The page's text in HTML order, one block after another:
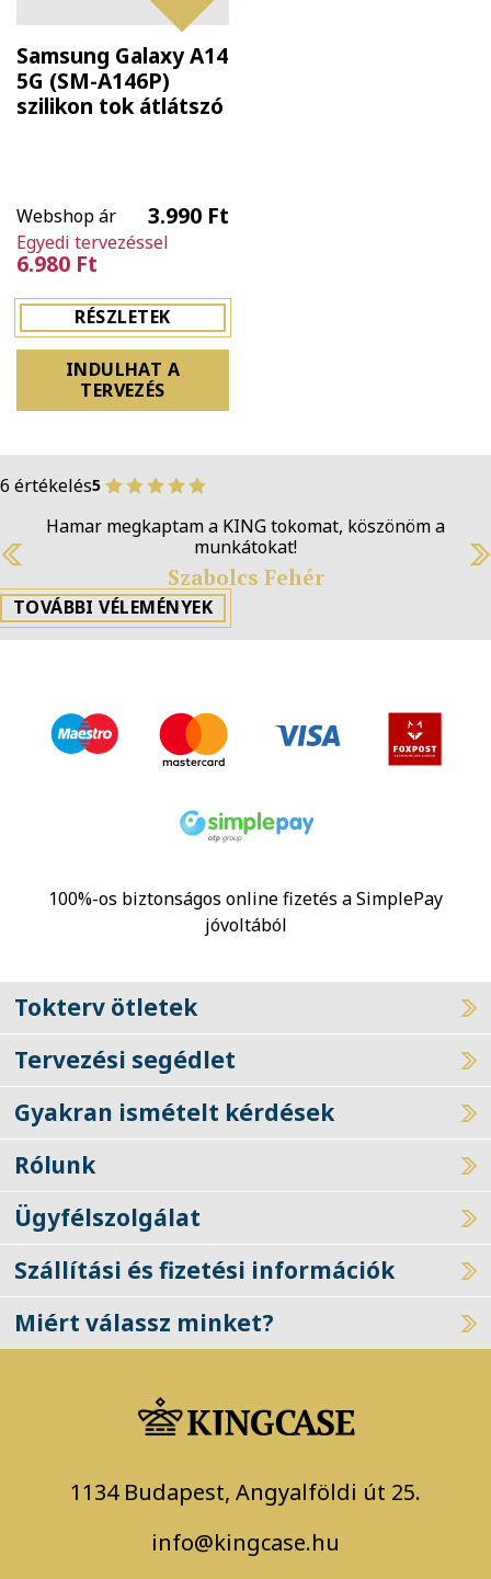
Samsung Galaxy A14
5G (SM-A146P)
szilikon tok átlátszó
Webshop ár 3.990 Ft
Egyedi tervezéssel
6.980 Ft
RÉSZLETEK
INDULHAT A
TERVEZÉS
6 értékelés5
Hamar megkaptam a KING tokomat, köszönöm a
munkátokat!
Szabolcs Fehér
TOVÁBBI VÉLEMÉNYEK
100%-os biztonságos online fizetés a SimplePay
Tokterv ötletek
Tervezési segédlet
Gyakran ismételt kérdések
Rólunk
Ügyfélszolgálat
Szállítási és fizetési információk
Miért válassz minket?
1134 Budapest, Angyalföldi út 25.
info@kingcase.hu